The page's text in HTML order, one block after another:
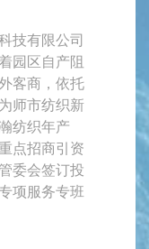
技有限公司
园区自产阻
客商，依托
师市纺织新
纺织年产
点招商引资
委会签订投
项服务专班